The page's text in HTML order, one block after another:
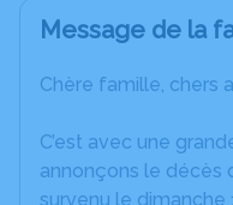
Message de la
Chère famille, chers
C’est avec une
annonçons le décès
survenu le